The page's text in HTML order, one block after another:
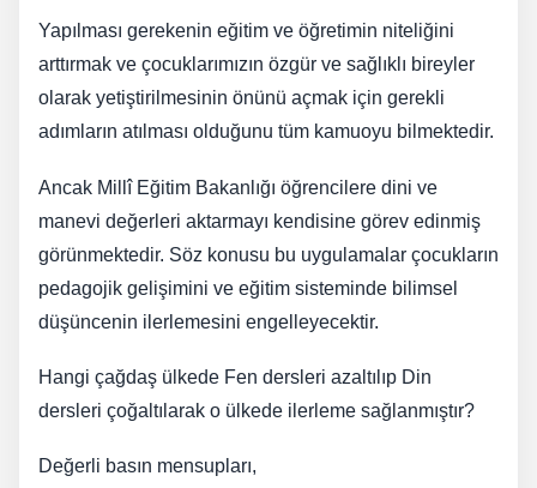
Yapılması gerekenin eğitim ve öğretimin niteliğini
arttırmak ve çocuklarımızın özgür ve sağlıklı bireyler
olarak yetiştirilmesinin önünü açmak için gerekli
adımların atılması olduğunu tüm kamuoyu bilmektedir.
Ancak Millî Eğitim Bakanlığı öğrencilere dini ve
manevi değerleri aktarmayı kendisine görev edinmiş
görünmektedir. Söz konusu bu uygulamalar çocukların
pedagojik gelişimini ve eğitim sisteminde bilimsel
düşüncenin ilerlemesini engelleyecektir.
Hangi çağdaş ülkede Fen dersleri azaltılıp Din
dersleri çoğaltılarak o ülkede ilerleme sağlanmıştır?
Değerli basın mensupları,